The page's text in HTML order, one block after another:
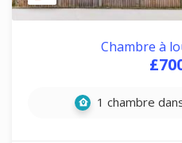
Chambre à
1 chambre